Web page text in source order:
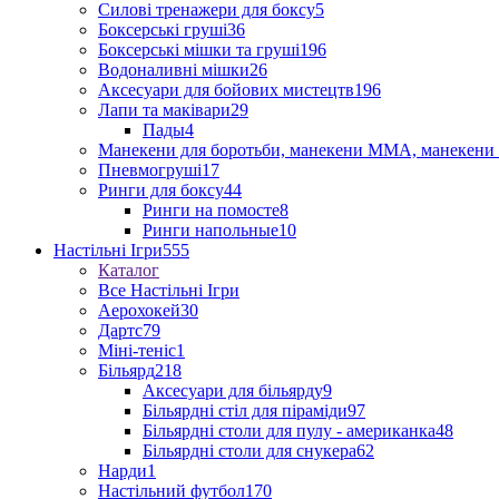
Силові тренажери для боксу5
Боксерські груші36
Боксерські мішки та груші196
Водоналивні мішки26
Аксесуари для бойових мистецтв196
Лапи та маківари29
Пады4
Манекени для боротьби, манекени ММА, манекени
Пневмогруші17
Ринги для боксу44
Ринги на помосте8
Ринги напольные10
Настільні Ігри555
Каталог
Все Настільні Ігри
Аерохокей30
Дартс79
Міні-теніс1
Більярд218
Аксесуари для більярду9
Більярдні стіл для піраміди97
Більярдні столи для пулу - американка48
Більярдні столи для снукера62
Нарди1
Настільний футбол170